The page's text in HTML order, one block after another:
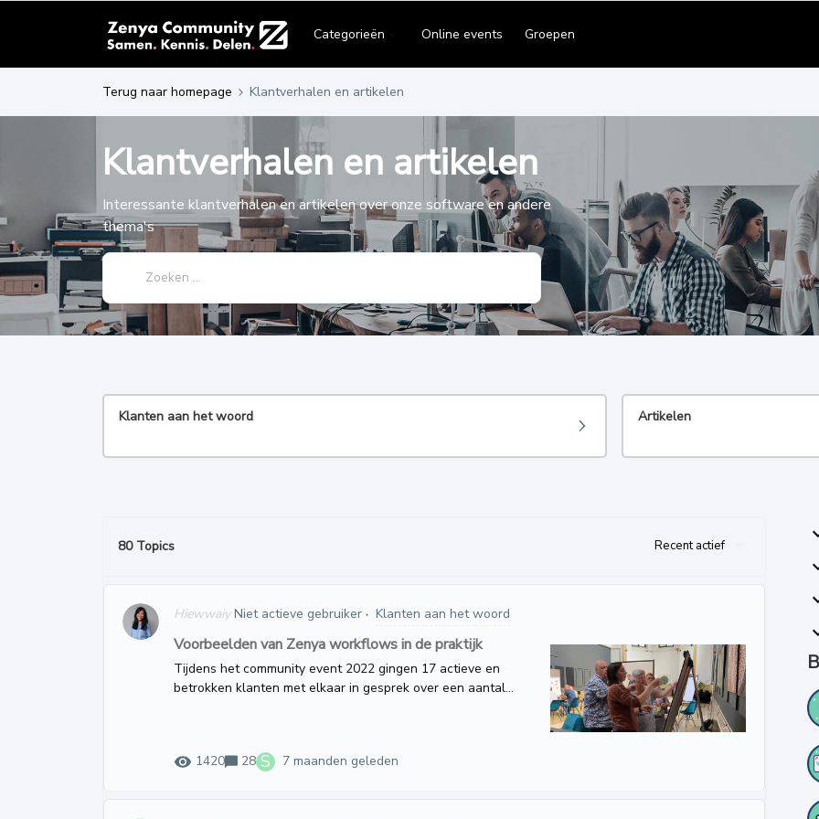
Categorieën Online events Groepen
Terug naar homepage Klantverhalen en artikelen
Klantverhalen en artikelen
Interessante klantverhalen en artikelen over onze software en andere
thema's
Klanten aan het woord Artikelen
80 Topics Recent actief
Hiewwaiy Niet actieve gebruiker Klanten aan het woord
Voorbeelden van Zenya workflows in de praktijk
Tijdens het community event 2022 gingen 17 actieve en
betrokken klanten met elkaar in gesprek over een aantal
sparen over deze stelling. Er ontstonden mooie discussies
1420 28 S 7 maanden geleden